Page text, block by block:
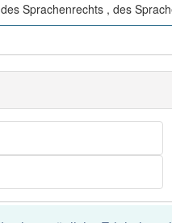
des Sprachenrechts , des